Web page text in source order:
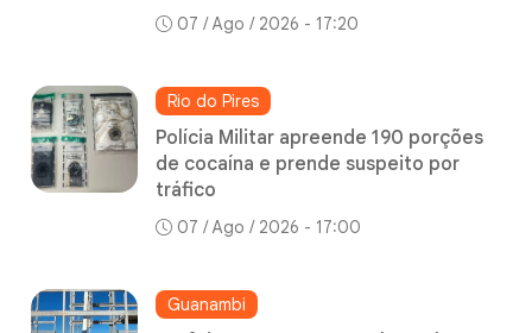
07 / Ago / 2026 - 17:20
Rio do Pires
Polícia Militar apreende 190 porções
de cocaína e prende suspeito por
tráfico
07 / Ago / 2026 - 17:00
Guanambi